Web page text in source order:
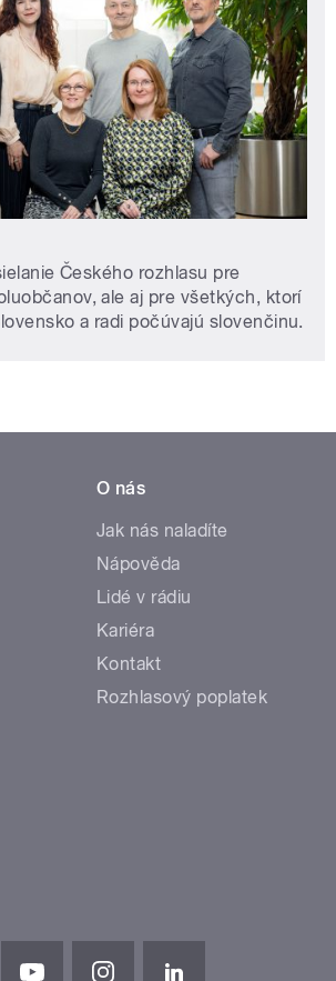
Českého rozhlasu pre
ale aj pre všetkých, ktorí
a radi počúvajú slovenčinu.
O nás
Jak nás naladíte
Nápověda
Lidé v rádiu
Kariéra
Kontakt
Rozhlasový poplatek